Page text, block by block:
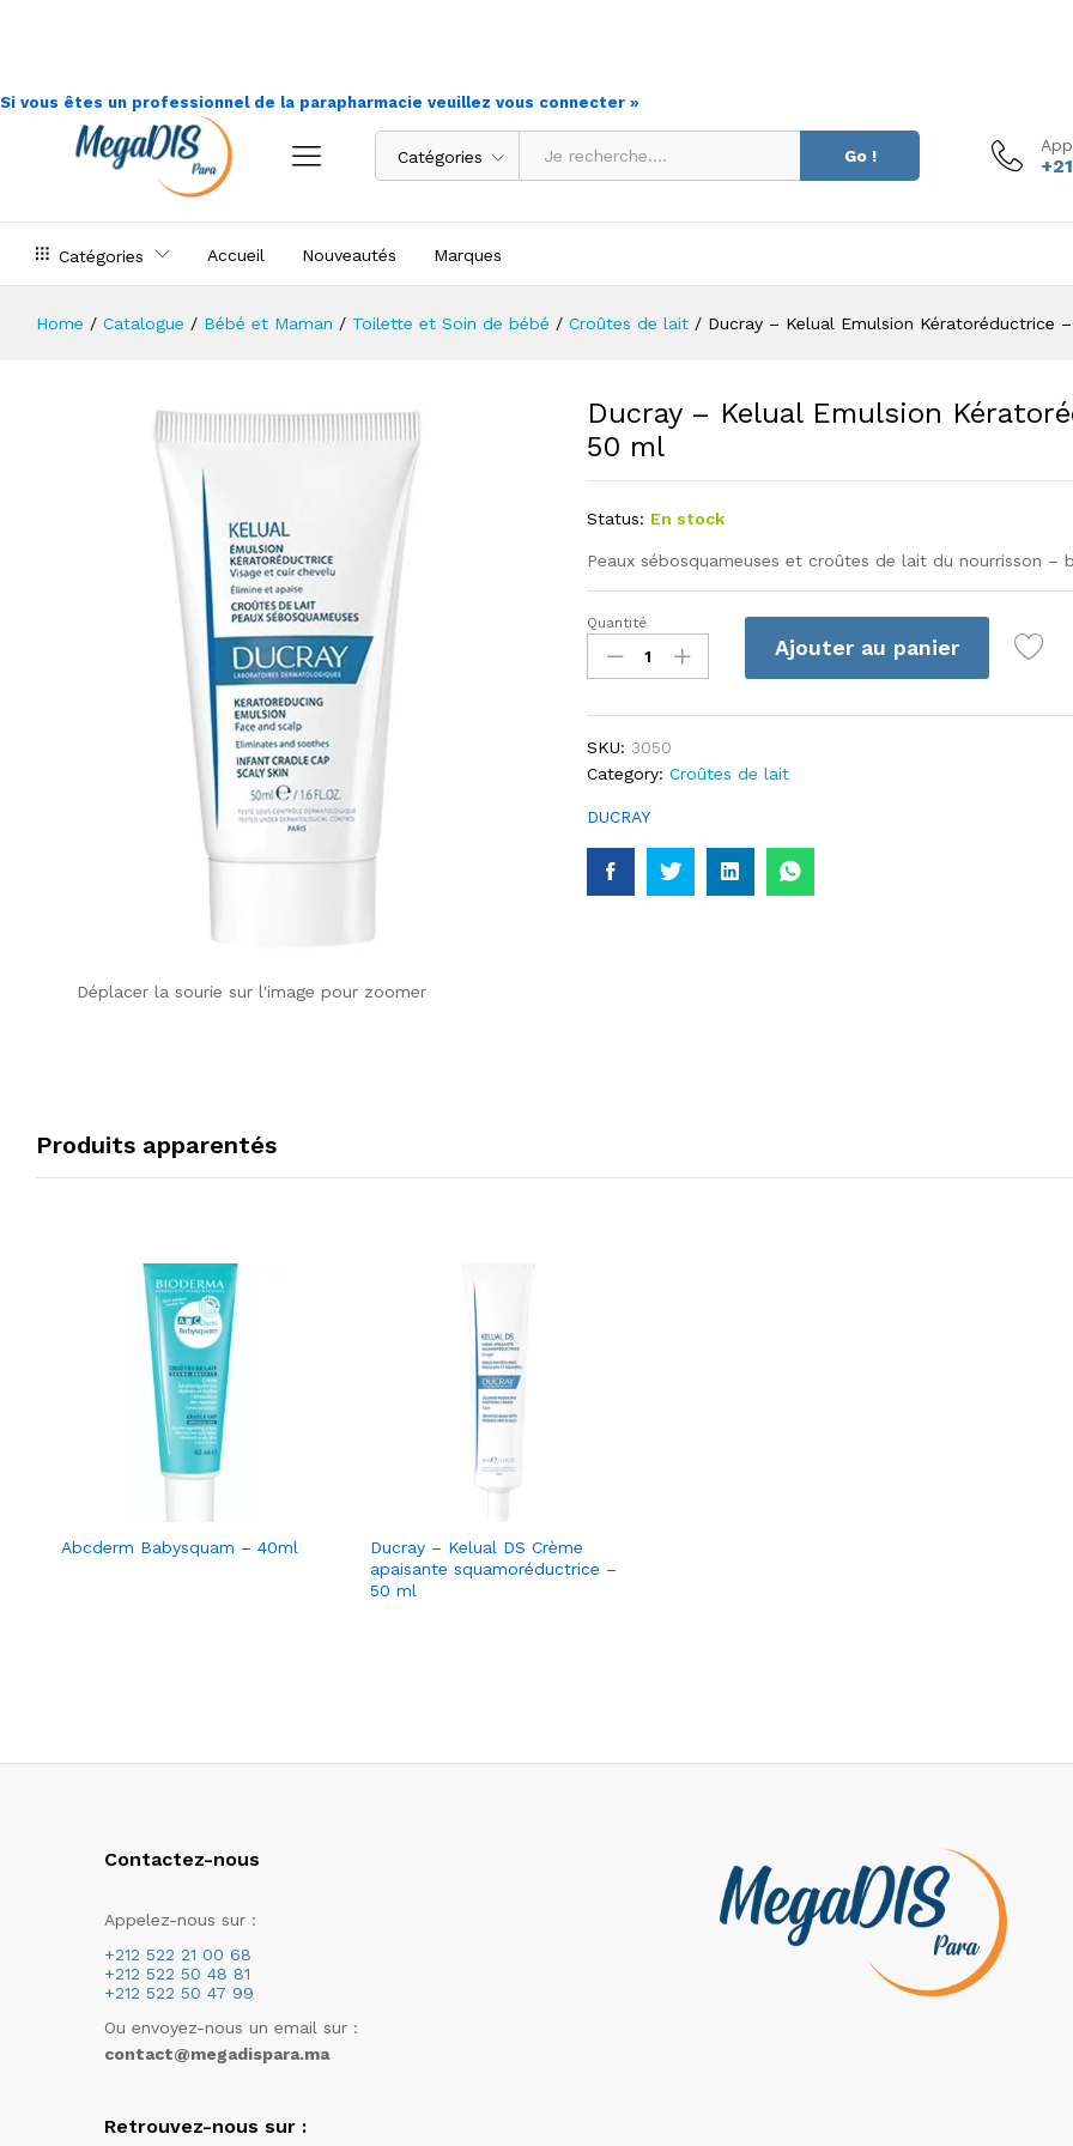
Si vous êtes un professionnel de la parapharmacie veuillez vous connecter »
Catégories Go !
Catégories Accueil Nouveautés Marques
Home / Catalogue / Bébé et Maman / Toilette et Soin de bébé / Croûtes de lait / Ducray – Kelual Emulsion Kératoréductrice
Déplacer la sourie sur l'image pour zoomer
Ducray – Kelual Emulsion
50 ml
Status: En stock
Peaux sébosquameuses et croûtes de lait du nourrisson –
Ducray
Kelual
-
50
ml
Quantité
Ajouter au panier
SKU: 3050
Category: Croûtes de lait
DUCRAY
Produits apparentés
Abcderm Babysquam – 40ml
Ducray – Kelual DS Crème
apaisante squamoréductrice –
50 ml
Contactez-nous
Appelez-nous sur :
+212 522 21 00 68
+212 522 50 48 81
+212 522 50 47 99
Ou envoyez-nous un email sur :
contact@megadispara.ma
Retrouvez-nous sur :